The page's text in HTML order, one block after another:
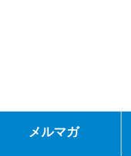
メルマガ